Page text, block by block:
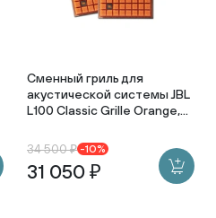
Сменный гриль для
акустической системы JBL
L100 Classic Grille Orange,
34 500 ₽ -10%
31 050 ₽